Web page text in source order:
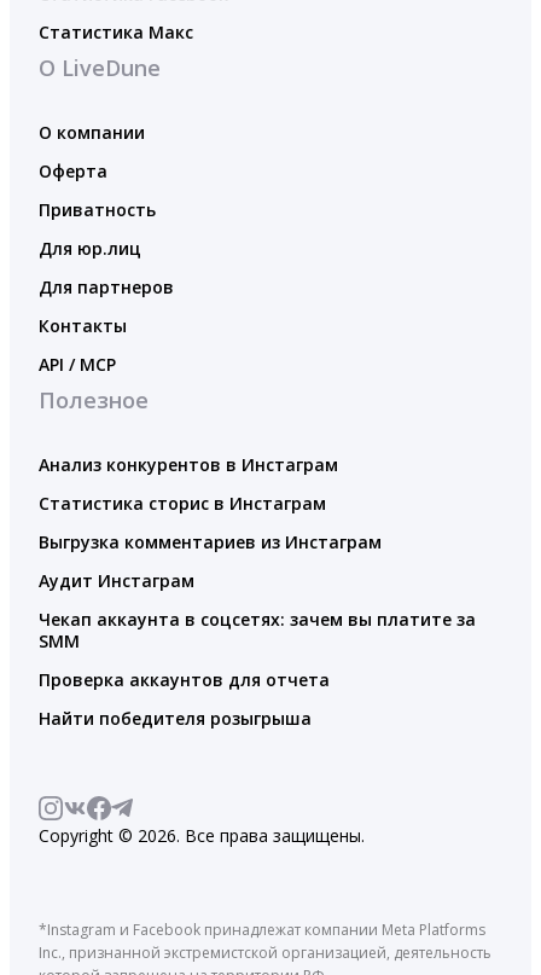
Статистика Макс
О LiveDune
О компании
Оферта
Приватность
Для юр.лиц
Для партнеров
Контакты
API / MCP
Полезное
Анализ конкурентов в Инстаграм
Статистика сторис в Инстаграм
Выгрузка комментариев из Инстаграм
Аудит Инстаграм
Чекап аккаунта в соцсетях: зачем вы платите за
SMM
Проверка аккаунтов для отчета
Найти победителя розыгрыша
Copyright © 2026. Все права защищены.
*Instagram и Facebook принадлежат компании Meta Platforms
Inc., признанной экстремистской организацией, деятельность